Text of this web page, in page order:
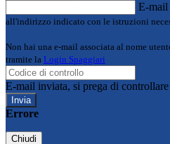
E-mail
all'indirizzo indicato con le istruzioni
Non hai una e-mail associata al nome
tramite la Login Spaggiari
E-mail inviata, si prega di
Errore
Chiudi